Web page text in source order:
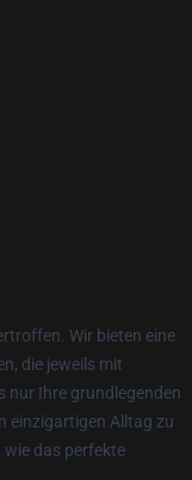
Wir bieten eine
die jeweils mit
nur Ihre grundlegenden
einzigartigen Alltag zu
wie das perfekte